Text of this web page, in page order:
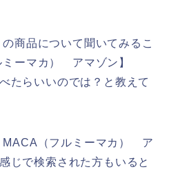
商品について聞いてみるこ
ーマカ） アマゾン】
たらいいのでは？と教えて
MACA（フルミーマカ） ア
で検索された方もいると